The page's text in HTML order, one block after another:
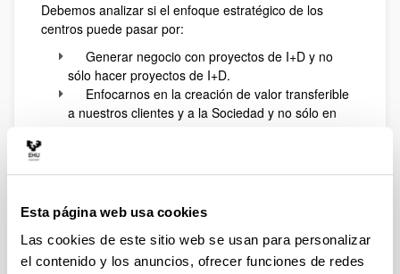
Esta página web usa cookies
Las cookies de este sitio web se usan para personalizar
el contenido y los anuncios, ofrecer funciones de redes
Debemos analizar si el enfoque estratégico de los
centros puede pasar por:
Generar negocio con proyectos de I+D y no
sólo hacer proyectos de I+D.
Enfocarnos en la creación de valor transferible
a nuestros clientes y a la Sociedad y no sólo en
oportunidad de mejora y de cambio con la
herramienta de generación de Modelos de
Negocio.